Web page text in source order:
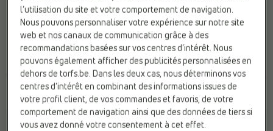
Scholl
€ 89,99
Fermeture:Boucle
Marque:Scholl
Matière:Daim
Pikolinos
Prix le plus bas
précédent: 96,00 €
€
120,00
Fermeture:Velcro
Marque:Pikolinos
Matière:Cuir
l’utilisation du site et votre comportement de navigation.
Nous pouvons personnaliser votre expérience sur notre site
web et nos canaux de communication grâce à des
recommandations basées sur vos centres d’intérêt. Nous
pouvons également afficher des publicités personnalisées en
dehors de torfs.be. Dans les deux cas, nous déterminons vos
centres d’intérêt en combinant des informations issues de
votre profil client, de vos commandes et favoris, de votre
comportement de navigation ainsi que des données de tiers si
vous avez donné votre consentement à cet effet.